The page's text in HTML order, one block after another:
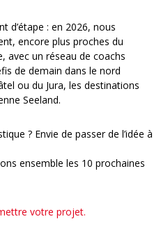
d’étape : en 2026, nous
encore plus proches du
avec un réseau de coachs
de demain dans le nord
ou du Jura, les destinations
Seeland.
? Envie de passer de l’idée à
ensemble les 10 prochaines
votre projet.